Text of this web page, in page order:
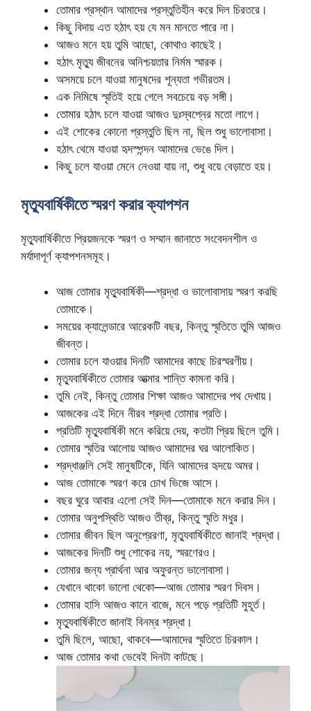
তোমার প্রস্থান আমাদের প্রস্তুতিহীন করে দিল চিরতরে।
কিছু বিদায় এত হঠাৎ হয় যে মন মানতে পারে না।
আজও মনে হয় তুমি আছো, কোথাও কাছেই।
হঠাৎ মৃত্যু জীবনের অনিশ্চয়তার নির্মম স্মারক।
অসময়ে চলে যাওয়া মানুষদের শূন্যতা গভীরতম।
এক নিমিষে স্মৃতিই হয়ে গেলে সবচেয়ে বড় সঙ্গী।
তোমার হঠাৎ চলে যাওয়া আজও দুঃস্বপ্নের মতো লাগে।
এই শোকের কোনো প্রস্তুতি ছিল না, ছিল শুধু ভালোবাসা।
হঠাৎ থেমে যাওয়া হৃদস্পন্দন আমাদের ভেঙে দিল।
কিছু চলে যাওয়া মেনে নেওয়া যায় না, শুধু বয়ে বেড়াতে হয়।
মৃত্যুবার্ষিকীতে স্মরণ করার ক্যাপশন
মৃত্যুবার্ষিকীতে প্রিয়জনকে স্মরণ ও সম্মান জানাতে সংবেদনশীল ও
মর্যাদাপূর্ণ ক্যাপশনসমূহ।
আজ তোমার মৃত্যুবার্ষিকী—শ্রদ্ধা ও ভালোবাসায় স্মরণ করছি
তোমাকে।
সময়ের ক্যালেন্ডারে আরেকটি বছর, কিন্তু স্মৃতিতে তুমি আজও
জীবন্ত।
তোমার চলে যাওয়ার দিনটি আমাদের কাছে চিরস্মরণীয়।
মৃত্যুবার্ষিকীতে তোমার আত্মার শান্তি কামনা করি।
তুমি নেই, কিন্তু তোমার শিক্ষা আজও আমাদের পথ দেখায়।
আজকের এই দিনে নীরব শ্রদ্ধা তোমার প্রতি।
প্রতিটি মৃত্যুবার্ষিকী মনে করিয়ে দেয়, কতটা প্রিয় ছিলে তুমি।
তোমার স্মৃতির আলোয় আজও আমাদের ঘর আলোকিত।
শ্রদ্ধাঞ্জলি সেই মানুষটিকে, যিনি আমাদের হৃদয়ে অমর।
আজ তোমাকে স্মরণ করে চোখ ভিজে আসে।
বছর ঘুরে আবার এলো সেই দিন—তোমাকে মনে করার দিন।
তোমার অনুপস্থিতি আজও তীব্র, কিন্তু স্মৃতি মধুর।
তোমার জীবন ছিল অনুপ্রেরণা, মৃত্যুবার্ষিকীতে জানাই শ্রদ্ধা।
আজকের দিনটি শুধু শোকের নয়, স্মরণেরও।
তোমার জন্য প্রার্থনা আর অফুরন্ত ভালোবাসা।
যেখানে থাকো ভালো থেকো—আজ তোমার স্মরণ দিবস।
তোমার হাসি আজও কানে বাজে, মনে পড়ে প্রতিটি মুহূর্ত।
মৃত্যুবার্ষিকীতে জানাই বিনম্র শ্রদ্ধা।
তুমি ছিলে, আছো, থাকবে—আমাদের স্মৃতিতে চিরকাল।
আজ তোমার কথা ভেবেই দিনটা কাটছে।